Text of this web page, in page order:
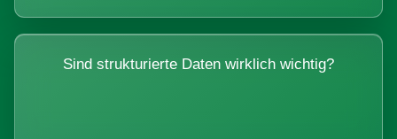
Sind strukturierte Daten wirklich wichtig?